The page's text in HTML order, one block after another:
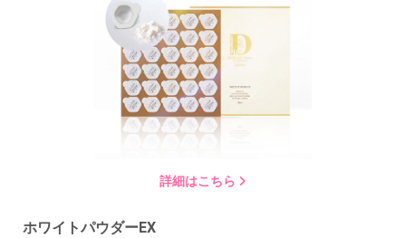
詳細はこちら
ホワイトパウダーEX